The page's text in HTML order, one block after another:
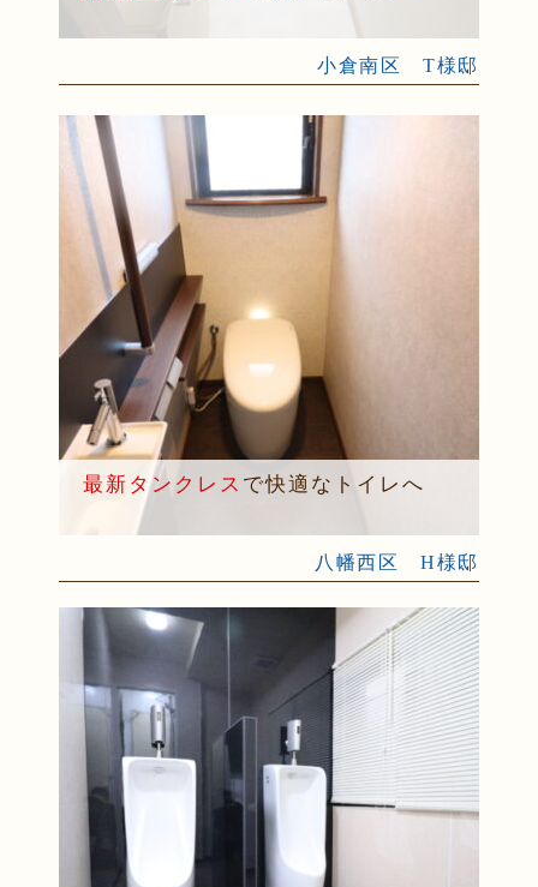
小倉南区 T様邸
最新タンクレス で快適なトイレへ
八幡西区 H様邸